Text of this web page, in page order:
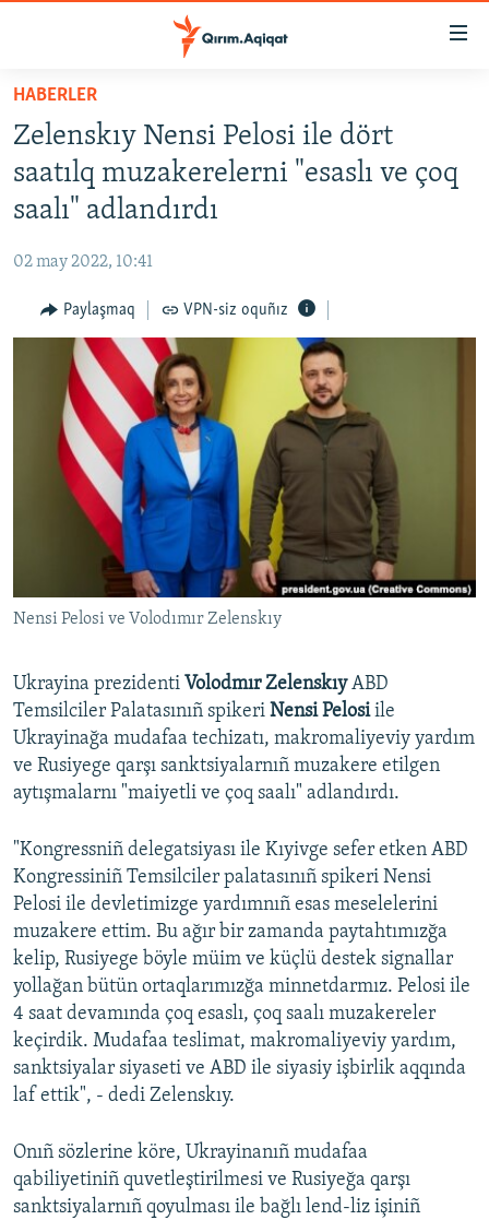
Esas
qaytmaq
Baş
navigatsiyağa
qaytmaq
Qıdıruvğa
qaytmaq
HABERLER
SİYASET
İQTİSADİYAT
MEDENİYET
İNSAN AQLARI
SÜRET
BLOGLAR
FİKİR
Русский
Українською
QOŞULIÑIZ!
RFE/RS bütün saytları
HABERLER
Zelenskıy Nensi Pelosi ile dört
saatılq muzakerelerni "esaslı ve çoq
saalı" adlandırdı
02 may 2022, 10:41
Paylaşmaq VPN-siz oquñız
Nensi Pelosi ve Volodımır Zelenskıy
Ukrayina prezidenti Volodmır ZelenskıyABD
Temsilciler Palatasınıñ spikeri Nensi Pelosiile
Ukrayinağa mudafaa techizatı, makromaliyeviy yardım
ve Rusiyege qarşı sanktsiyalarnıñ muzakere etilgen
aytışmalarnı "maiyetli ve çoq saalı" adlandırdı.
"Kongressniñ delegatsiyası ile Kıyivge sefer etken ABD
Kongressiniñ Temsilciler palatasınıñ spikeri Nensi
Pelosi ile devletimizge yardımnıñ esas meselelerini
muzakere ettim. Bu ağır bir zamanda paytahtımızğa
kelip, Rusiyege böyle müim ve küçlü destek signallar
yollağan bütün ortaqlarımızğa minnetdarmız. Pelosi ile
4 saat devamında çoq esaslı, çoq saalı muzakereler
keçirdik. Mudafaa teslimat, makromaliyeviy yardım,
sanktsiyalar siyaseti ve ABD ile siyasiy işbirlik aqqında
laf ettik", - dedi Zelenskıy.
Onıñ sözlerine köre, Ukrayinanıñ mudafaa
qabiliyetiniñ quvetleştirilmesi ve Rusiyeğa qarşı
sanktsiyalarnıñ qoyulması ile bağlı lend-liz işiniñ